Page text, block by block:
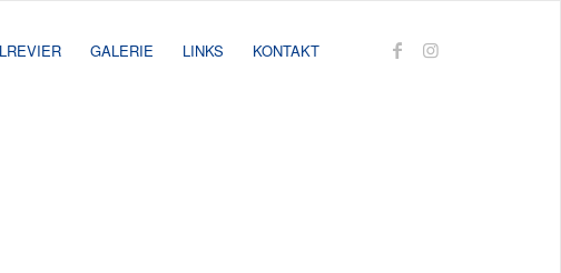
GALERIE LINKS KONTAKT